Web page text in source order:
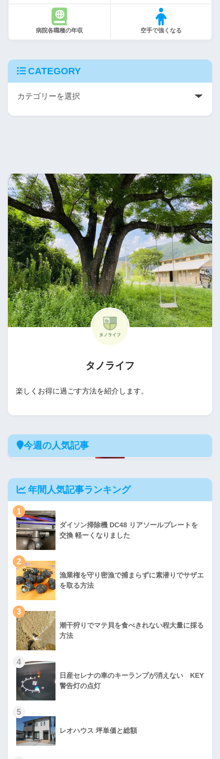
病院各職種の年収 空手で強くなる
CATEGORY
タノライフ
楽しくお得に過ごす方法を紹介します。
今週の人気記事
年間人気記事ランキング
1
ダイソン掃除機 DC48 リアソールプレートを
交換 軽ーくなりました
2
漁業権を守り密漁で捕まらずに素潜りでサザエ
を取る方法
3
潮干狩りでマテ貝を食べきれない程大量に採る
方法
4
日産セレナの車のキーランプが消えない KEY
警告灯の点灯
5
レオハウス 坪単価と総額